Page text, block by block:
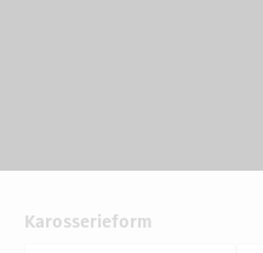
Karosserieform